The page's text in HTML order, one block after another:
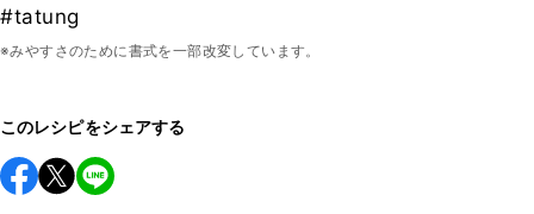
#tatung
※みやすさのために書式を一部改変しています。
このレシピをシェアする